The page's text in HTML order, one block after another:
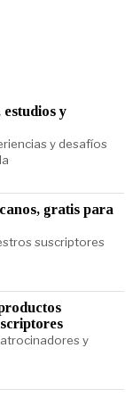
y
y desafíos
gratis para
suscriptores
y